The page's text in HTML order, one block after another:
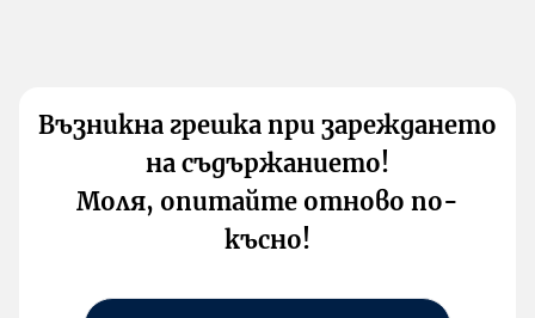
Възникна грешка при зареждането
на съдържанието!
Моля, опитайте отново по-
късно!